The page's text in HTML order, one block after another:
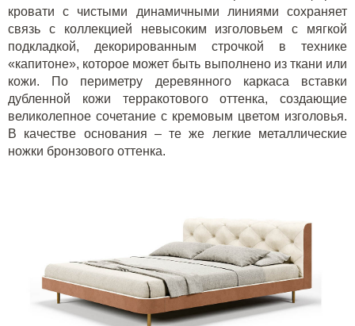
кровати с чистыми динамичными линиями сохраняет
связь с коллекцией невысоким изголовьем с мягкой
подкладкой, декорированным строчкой в технике
«капитоне», которое может быть выполнено из ткани или
кожи. По периметру деревянного каркаса вставки
дубленной кожи терракотового оттенка, создающие
великолепное сочетание с кремовым цветом изголовья.
В качестве основания – те же легкие металлические
ножки бронзового оттенка.